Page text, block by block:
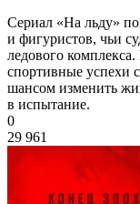
Сериал «На льду»
и фигуристов, чьи
ледового
спортивные успехи
шансом изменить
в испытание.
0
29 961